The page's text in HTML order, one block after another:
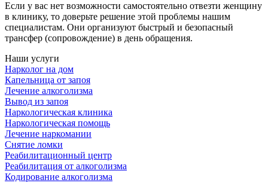
Если у вас нет возможности самостоятельно отвезти женщину
в клинику, то доверьте решение этой проблемы нашим
специалистам. Они организуют быстрый и безопасный
трансфер (сопровождение) в день обращения.
Наши услуги
Нарколог на дом
Капельница от запоя
Лечение алкоголизма
Вывод из запоя
Наркологическая клиника
Наркологическая помощь
Лечение наркомании
Снятие ломки
Реабилитационный центр
Реабилитация от алкоголизма
Кодирование алкоголизма